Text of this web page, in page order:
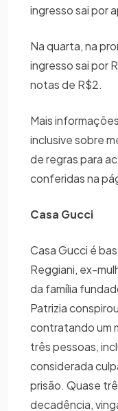
ingresso sai por
Na quarta, na
ingresso sai por
notas de R$2.
Mais
inclusive sobre
de regras para
conferidas na
Casa Gucci
Casa Gucci é
Reggiani, ex-
da família
Patrizia
contratando um
três pessoas,
considerada
prisão. Quase
decadência,